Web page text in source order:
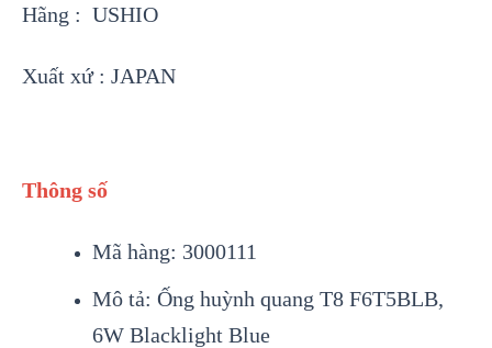
Hãng : USHIO
Xuất xứ : JAPAN
Thông số
Mã hàng: 3000111
Mô tả: Ống huỳnh quang T8 F6T5BLB,
6W Blacklight Blue